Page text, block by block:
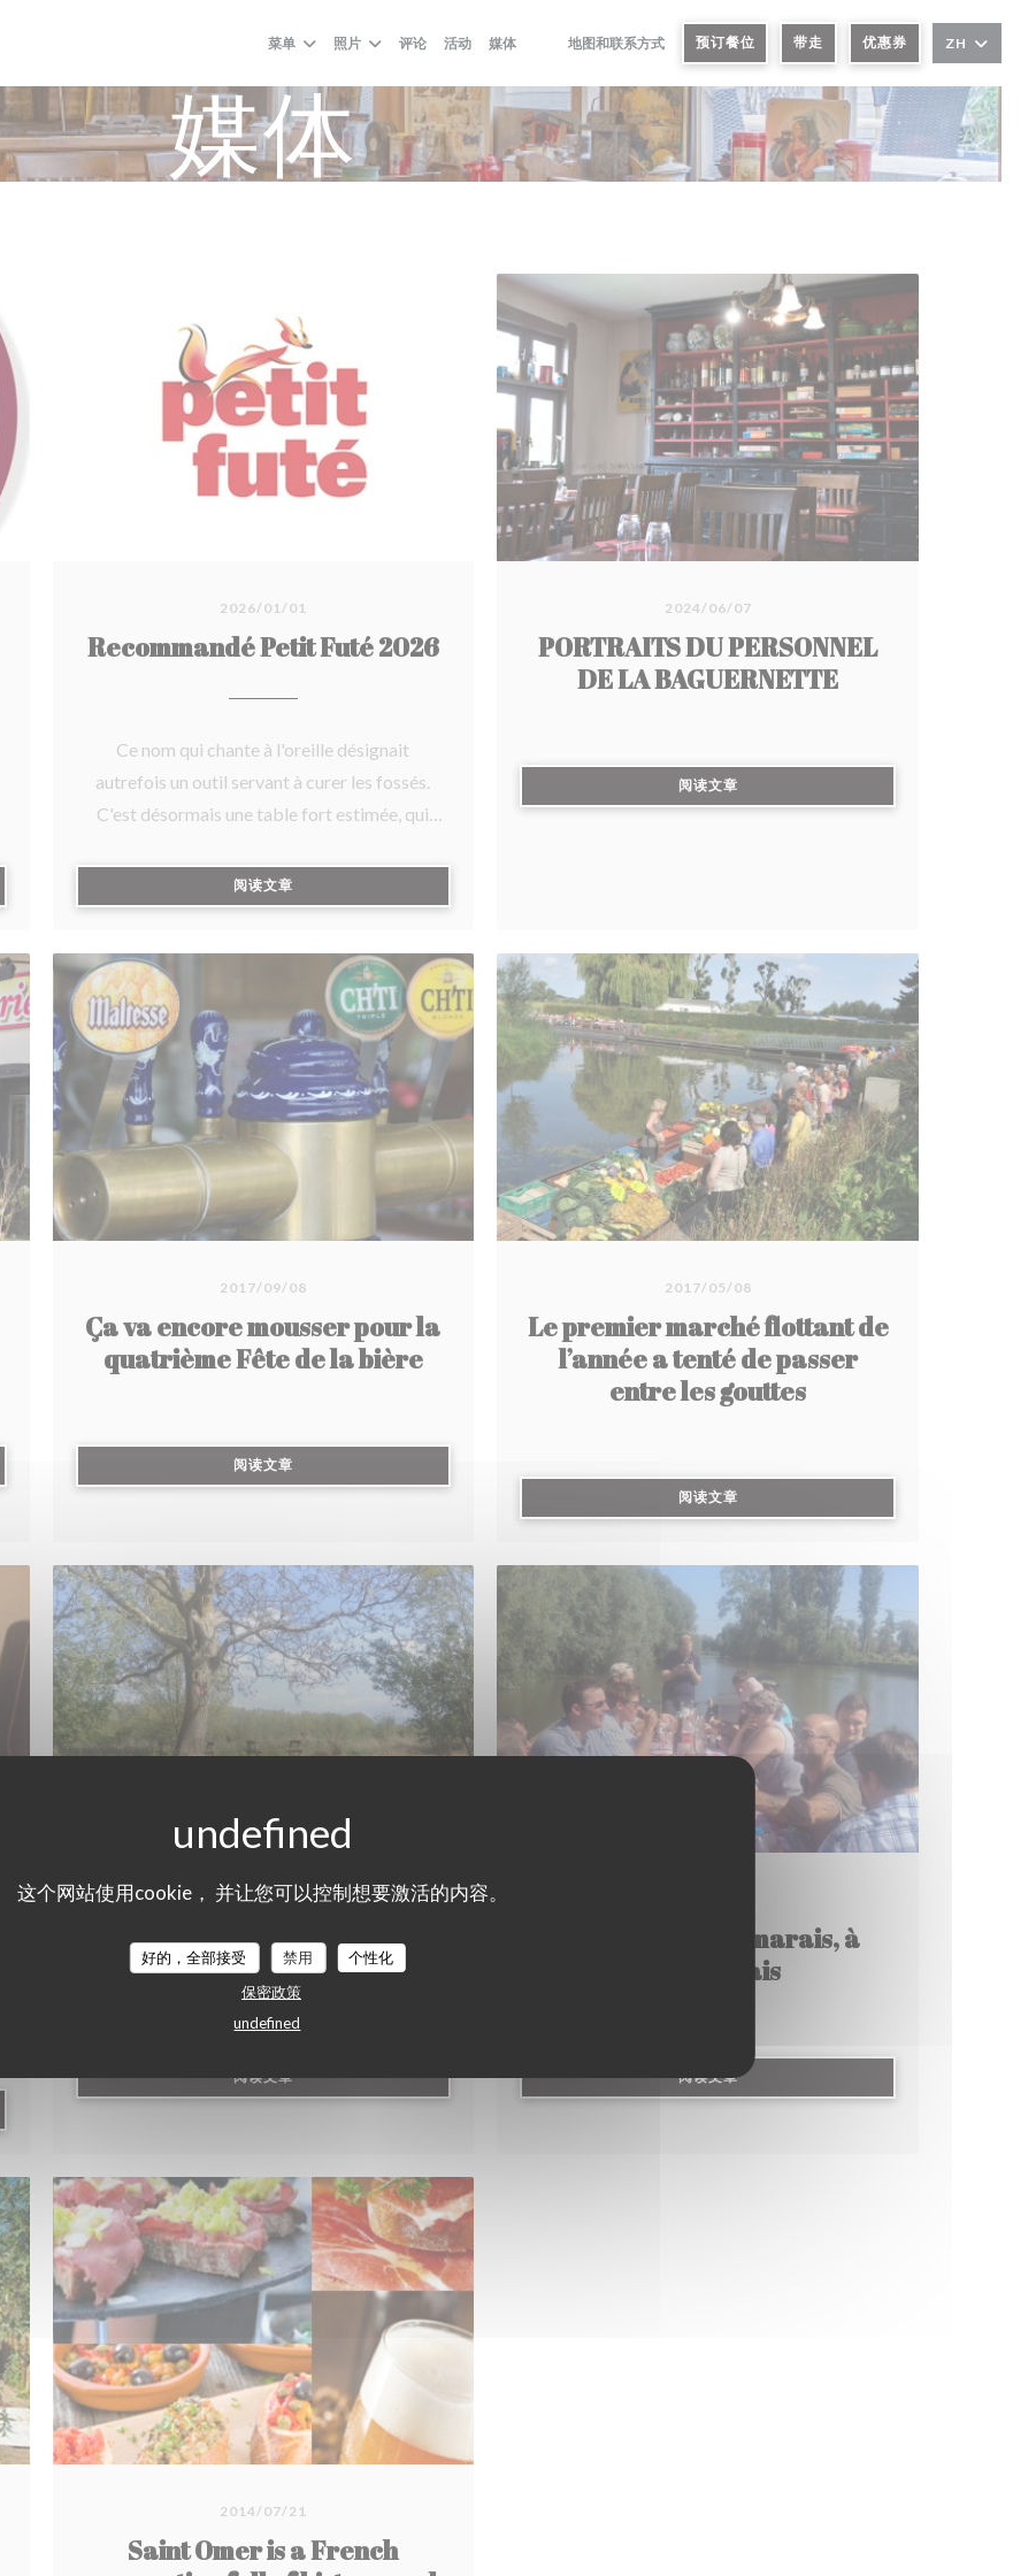
这个网站使用cookie， 并让您可以控制想要激活的内容。
好的，全部接受 禁用
个性化
保密政策
undefined
菜单 照片 评论 活动 媒体
((在新窗口中打开))
((在新窗口中打开))
地图和联系方式 预订餐位 带走 优惠券 ZH
媒体
2026/01/01
Recommandé Petit Futé 2026
Ce nom qui chante à l'oreille désignait
autrefois un outil servant à curer les fossés.
C'est désormais une table fort estimée, qui
d'Isnor. On y savoure des spécialités : le
potjevleesch, la carbonnade flamande au pain
gratinée au maroilles... et surtout le fameux
cochon au lait mijoté au four à bois pendant 8
heures, une merveille qui fond dans la bouche.
En dessert, succombez au pain perdu
caramélisé et sa glace vanille ou à l'onctueux
parfait glacé aux spéculoos.
阅读文章((在新窗口中打开))
2024/06/07
PORTRAITS DU PERSONNEL
DE LA BAGUERNETTE
阅读文章((在新窗口中打开))
2017/09/08
Ça va encore mousser pour la
quatrième Fête de la bière
阅读文章((在新窗口中打开))
2017/05/08
Le premier marché flottant de
l’année a tenté de passer
entre les gouttes
阅读文章((在新窗口中打开))
2015/09/25
En escute dans le marais de
Saint-Omer
阅读文章((在新窗口中打开))
En route vers le marais, à
Clairmarais
阅读文章((在新窗口中打开))
2014/07/21
Saint Omer is a French